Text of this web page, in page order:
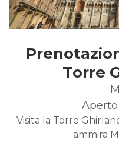
Torre
Visita la Torre
ammira